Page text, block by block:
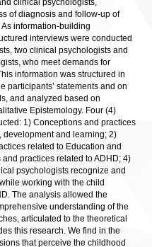
clinical psychologists,
of diagnosis and follow-up of
information-building
interviews were conducted
two clinical psychologists and
who meet demands for
information was structured in
participants’ statements and on
and analyzed based on
Epistemology. Four (4)
1) Conceptions and practices
development and learning; 2)
related to Education and
practices related to ADHD; 4)
psychologists recognize and
working with the child
The analysis allowed the
understanding of the
articulated to the theoretical
this research. We find in the
that perceive the childhood